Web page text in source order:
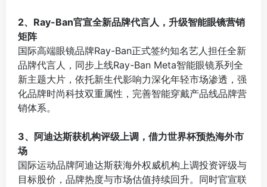
2、Ray-Ban官宣全新品牌代言人，升级智能眼镜营销
矩阵
国际高端眼镜品牌Ray-Ban正式签约知名艺人担任全新
品牌代言人，同步上线Ray-Ban Meta智能眼镜系列全
新主题大片，依托新生代影响力深化年轻市场渗透，强
化品牌时尚科技双重属性，完善智能穿戴产品线品牌营
销体系。
3、阿迪达斯获机构评级上调，借力世界杯预热海外市
场
国际运动品牌阿迪达斯获海外权威机构上调投资评级与
目标股价，品牌热度与市场估值持续回升。同时官宣联